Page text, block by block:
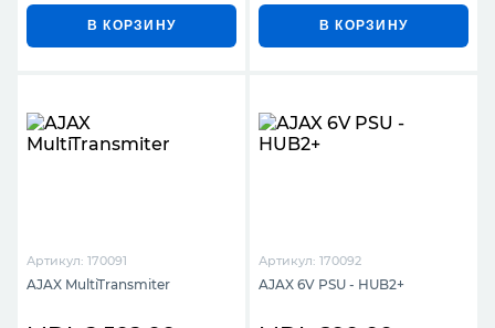
В КОРЗИНУ В КОРЗИНУ
Артикул: 170091
AJAX MultiTransmiter
Артикул: 170092
AJAX 6V PSU - HUB2+